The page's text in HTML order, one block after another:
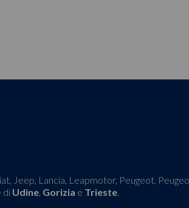
Jeep, Lancia, Leapmotor, Peugeot,
di Udine, Gorizia e Trieste.